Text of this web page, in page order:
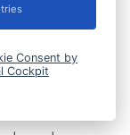
für
im Raum
Consent by
Cockpit